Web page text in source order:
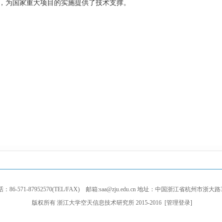
为国家重大项目的实施提供了技术支撑。
：86-571-87952570(TEL/FAX) 邮箱:saa@zju.edu.cn 地址：中国浙江省杭州市浙大路
版权所有 浙江大学空天信息技术研究所 2015-2016 [管理登录]